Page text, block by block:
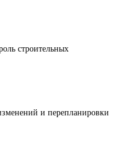
строительных
и перепланировки